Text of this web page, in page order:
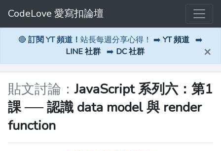
CodeLove 愛寫扣論壇
🔴 訂閱 YT 頻道！ 站長每週分享心得！ ➡️ YT 頻道 ➡️
LINE 社群 ➡️ DC 社群 ×
貼文討論：JavaScript 系列六：第1
課 ── 認識 data model 與 render
function